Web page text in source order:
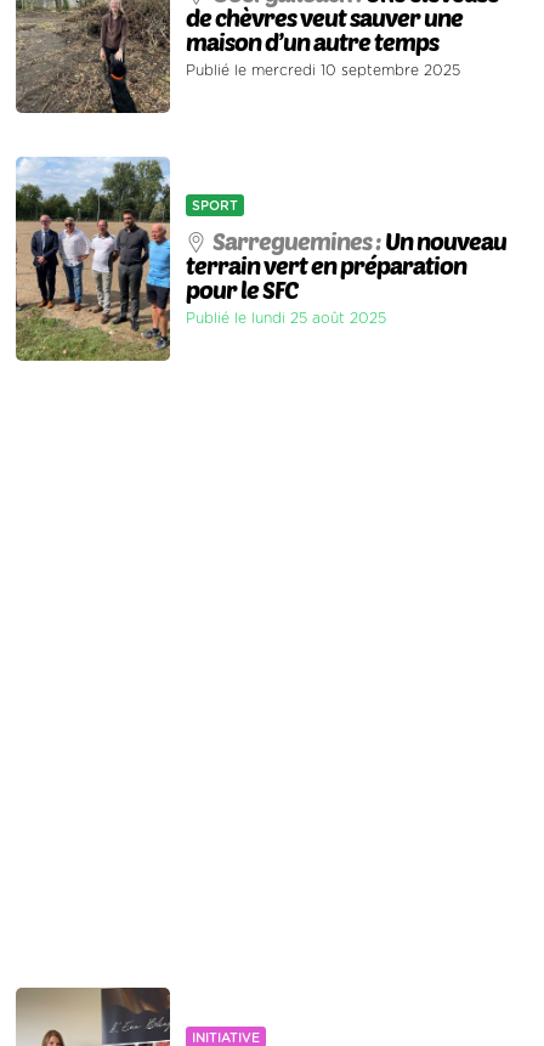
de chèvres veut sauver une
maison d’un autre temps
Publié le mercredi 10 septembre 2025
SPORT
Sarreguemines :Un nouveau
terrain vert en préparation
pour le SFC
Publié le lundi 25 août 2025
INITIATIVE